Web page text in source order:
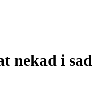
nekad i sad